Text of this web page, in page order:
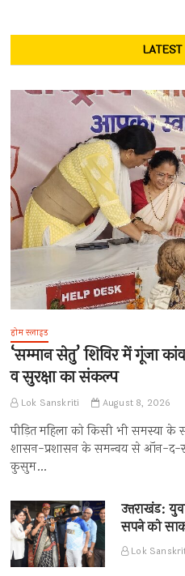
होम स्लाइड
‘सम्मान सेतु’ शिविर में गूंजा
व सुरक्षा का संकल्प
Lok Sanskriti August 8, 2026
पीड़ित महिला को किसी भी समस्या
शासन-प्रशासन के समन्वय से ऑन-द-
कुसुम…
उत्तराखंड:
सपने को
Lok